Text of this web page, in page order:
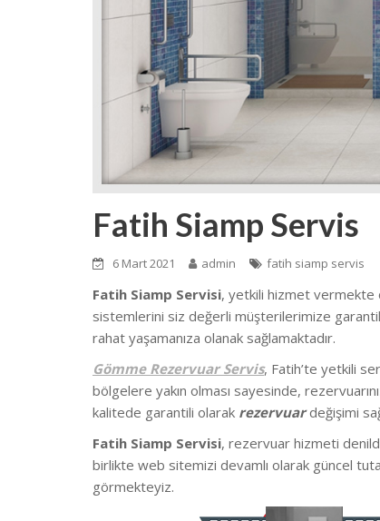
Fatih Siamp Servis
6 Mart 2021 admin fatih siamp servis
Fatih Siamp Servisi, yetkili hizmet vermekte
sistemlerini siz değerli müşterilerimize
rahat yaşamanıza olanak sağlamaktadır.
Gömme Rezervuar Servis, Fatih’te yetkili
bölgelere yakın olması sayesinde,
kalitede garantili olarak rezervuardeğişimi
Fatih Siamp Servisi, rezervuar hizmeti
birlikte web sitemizi devamlı olarak güncel
görmekteyiz.